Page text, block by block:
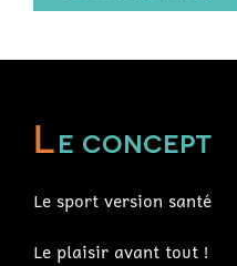
Le concept
Le sport version santé
Le plaisir avant tout !